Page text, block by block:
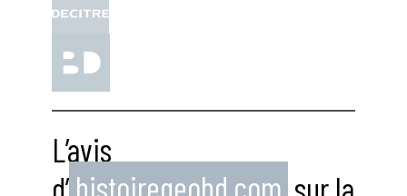
L’avis
d’ histoiregeobd.com sur la